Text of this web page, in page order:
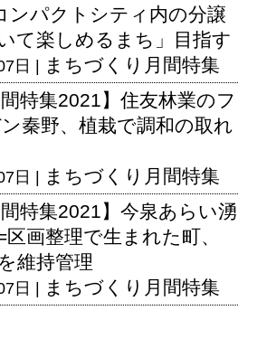
ンパクトシティ内の分譲
て楽しめるまち」目指す
日 | まちづくり月間特集
特集2021】住友林業のフ
秦野、植栽で調和の取れ
日 | まちづくり月間特集
特集2021】今泉あらい湧
画整理で生まれた町、
維持管理
日 | まちづくり月間特集